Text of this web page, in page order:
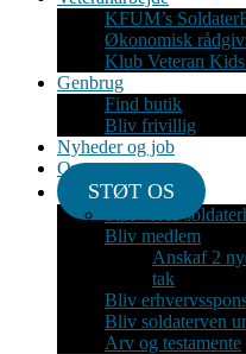
KFUM’s
Økonomisk
Klub Veteran
Genbrug
Find butik
Bliv frivillig
Nyheder og job
Om
STØT OS
Støt vores
Bliv medlem
Anskaf 2
tak
Bliv
Bliv soldaterven
Arv og testamente